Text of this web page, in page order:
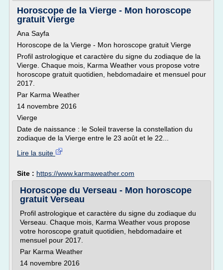
Horoscope de la Vierge - Mon horoscope
gratuit Vierge
Ana Sayfa
Horoscope de la Vierge - Mon horoscope gratuit Vierge
Profil astrologique et caractère du signe du zodiaque de la
Vierge. Chaque mois, Karma Weather vous propose votre
horoscope gratuit quotidien, hebdomadaire et mensuel pour
2017.
Par Karma Weather
14 novembre 2016
Vierge
Date de naissance : le Soleil traverse la constellation du
zodiaque de la Vierge entre le 23 août et le 22...
Lire la suite
Site : https://www.karmaweather.com
Horoscope du Verseau - Mon horoscope
gratuit Verseau
Profil astrologique et caractère du signe du zodiaque du
Verseau. Chaque mois, Karma Weather vous propose
votre horoscope gratuit quotidien, hebdomadaire et
mensuel pour 2017.
Par Karma Weather
14 novembre 2016